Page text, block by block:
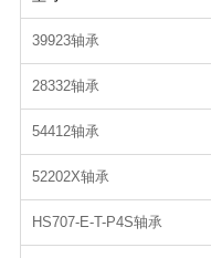
39923轴承
28332轴承
54412轴承
52202X轴承
HS707-E-T-P4S轴承